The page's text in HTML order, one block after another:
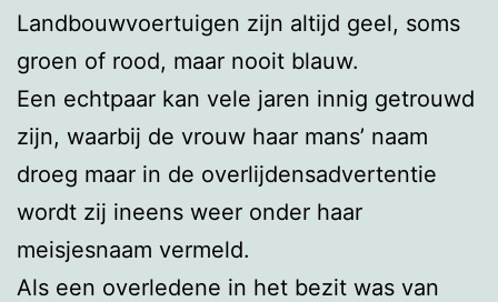
Landbouwvoertuigen zijn altijd geel, soms
groen of rood, maar nooit blauw.
Een echtpaar kan vele jaren innig getrouwd
zijn, waarbij de vrouw haar mans’ naam
droeg maar in de overlijdensadvertentie
wordt zij ineens weer onder haar
meisjesnaam vermeld.
Als een overledene in het bezit was van